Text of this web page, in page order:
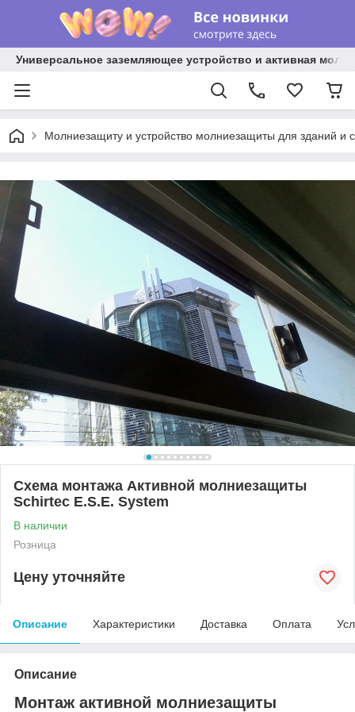
Универсальное заземляющее устройство и активная
Молниезащиту и устройство молниезащиты для зданий и
Схема монтажа Активной молниезащиты
Schirtec E.S.E. System
В наличии
Розница
Цену уточняйте
Описание Характеристики Доставка Оплата
Описание
Монтаж активной молниезащиты